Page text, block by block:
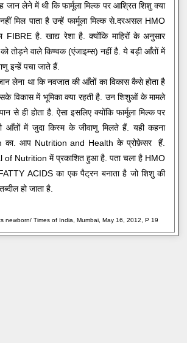
जान लेने में थी कि फार्मूला मिल्क पर आश्रित शिशु क्या
मिल पाता है उन्हें फार्मूला मिल्क से.दरअसल HMO
है. खाद्य रेशा है. क्योंकि माहिरों के अनुसार
को तोड़ने वाले किण्वक (एंजाइम्स) नहीं है. ये बड़ी आँतों में
इन्हें पचा जाते हैं.
लेना था कि नवजात की आँतों का विकास कैसे होता है
विकास में भूमिका क्या रहती है. उन शिशुओं के मामले
से ही होता है. ऐसा इसलिए क्योंकि फार्मूला मिल्क पर
में जुदा किस्म के जीवाणु मिलते हैं. यही कहना
का. आप Nutrition and Health के प्रोफ़ेसर हैं.
Nutrition में प्रकाशित हुआ है. पता चला है HMO
ACIDS का एक पैट्रन बनाता है जो शिशु की
हो जाता है.
newborn/ Times of India, Mumbai, May 16, 2012, P 19